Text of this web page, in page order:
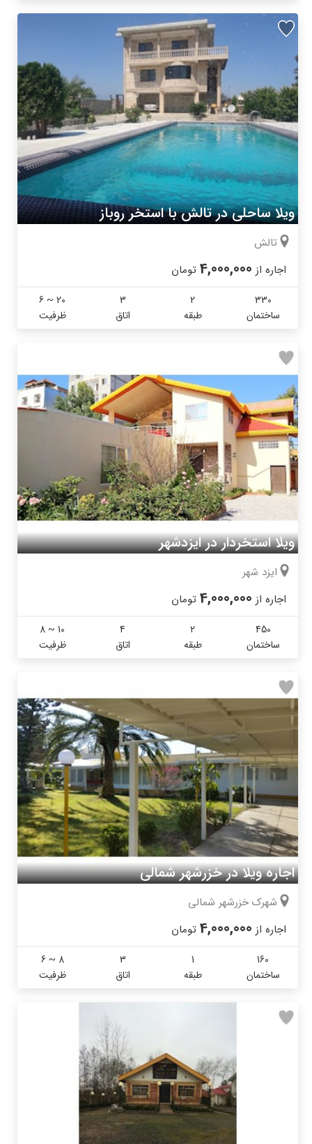
ویلا ساحلی در تالش با استخر روباز
تالش
اجاره از 4,000,000 تومان
330
ساختمان
2
طبقه
3
اتاق
6 ~ 20
ظرفیت
ویلا استخردار در ایزدشهر
ایزد شهر
اجاره از 4,000,000 تومان
450
ساختمان
2
طبقه
4
اتاق
8 ~ 10
ظرفیت
اجاره ویلا در خزرشهر شمالی
شهرک خزرشهر شمالی
اجاره از 4,000,000 تومان
160
ساختمان
1
طبقه
3
اتاق
6 ~ 8
ظرفیت